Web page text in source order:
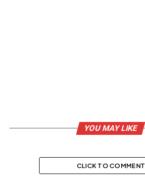
YOU MAY LIKE
CLICK TO COMMENT